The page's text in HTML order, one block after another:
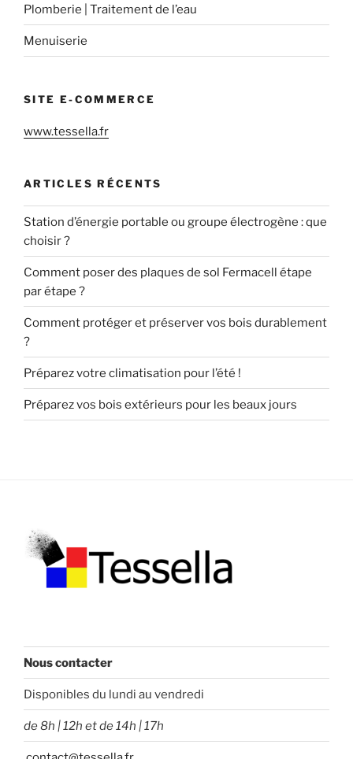
Plomberie | Traitement de l’eau
Menuiserie
SITE E-COMMERCE
www.tessella.fr
ARTICLES RÉCENTS
Station d’énergie portable ou groupe électrogène : que
choisir ?
Comment poser des plaques de sol Fermacell étape
par étape ?
Comment protéger et préserver vos bois durablement
?
Préparez votre climatisation pour l’été !
Préparez vos bois extérieurs pour les beaux jours
Nous contacter
Disponibles du lundi au vendredi
de 8h | 12h et de 14h | 17h